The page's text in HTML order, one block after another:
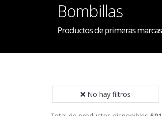
Bombillas
Productos de primeras
No hay filtros